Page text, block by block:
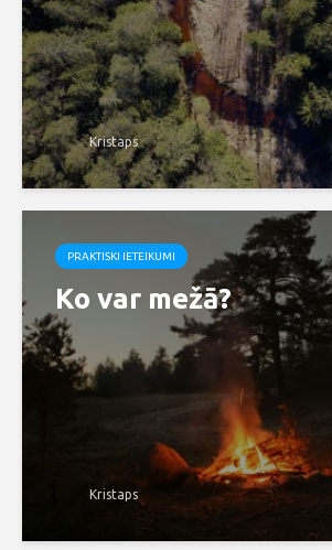
Kristaps
PRAKTISKI IETEIKUMI
Ko var mežā?
Kristaps